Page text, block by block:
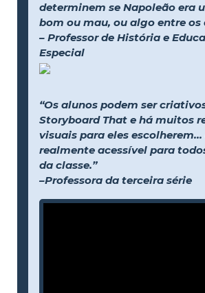
determinem se Napoleão era
bom ou mau, ou algo entre os
– Professor de História e
Especial
“Os alunos podem ser
Storyboard That e há muitos
visuais para eles
realmente acessível para
da classe.”
–Professora da terceira série